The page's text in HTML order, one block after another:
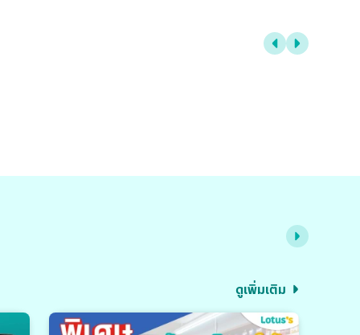
ดูเพิ่มเติม